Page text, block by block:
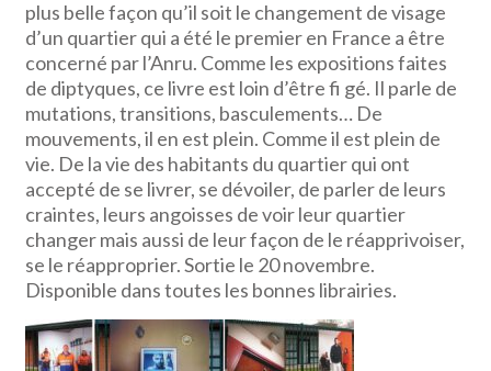
plus belle façon qu’il soit le changement de visage
d’un quartier qui a été le premier en France a être
concerné par l’Anru. Comme les expositions faites
de diptyques, ce livre est loin d’être fi gé. Il parle de
mutations, transitions, basculements… De
mouvements, il en est plein. Comme il est plein de
vie. De la vie des habitants du quartier qui ont
accepté de se livrer, se dévoiler, de parler de leurs
craintes, leurs angoisses de voir leur quartier
changer mais aussi de leur façon de le réapprivoiser,
se le réapproprier. Sortie le 20 novembre.
Disponible dans toutes les bonnes librairies.